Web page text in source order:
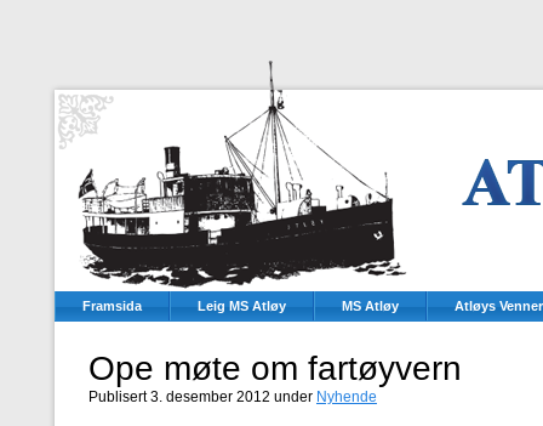
Framsida Leig MS Atløy MS Atløy Atløys Venner
Ope møte om fartøyvern
Publisert 3. desember 2012 under Nyhende